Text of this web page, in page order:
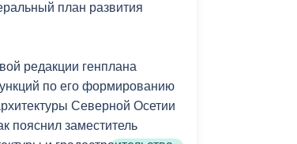
профилактической
«группы риска».
и психотропных веществ,
детей.
выразил
план развития
редакции генплана
по его формированию
Северной Осетии
пояснил заместитель